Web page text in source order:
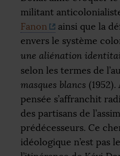
militant
Fanon
ainsi que la
envers le système
une aliénation
selon les termes de
masques blancs
pensée s’affranchit
des partisans de
prédécesseurs. Ce
idéologique n’est pas